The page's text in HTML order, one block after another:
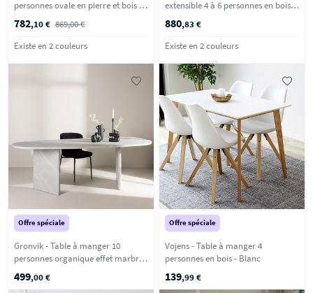
personnes ovale en pierre et bois -
Bois clair
782,10 € 869,00 €
Existe en 2 couleurs
extensible 4 à 6 personnes en bois
880,83 €
Existe en 2 couleurs
Offre spéciale
Gronvik - Table à manger 10
personnes organique effet marbre -
Gris clair
499,00 €
Offre spéciale
Vojens - Table à manger 4
personnes en bois - Blanc
139,99 €